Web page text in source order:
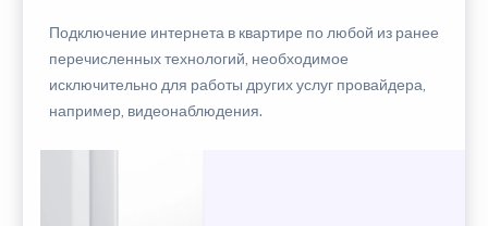
Подключение интернета в квартире по любой из ранее
перечисленных технологий, необходимое
исключительно для работы других услуг провайдера,
например, видеонаблюдения.